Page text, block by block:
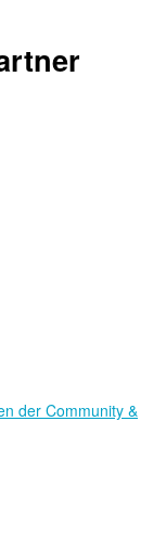
der Community &